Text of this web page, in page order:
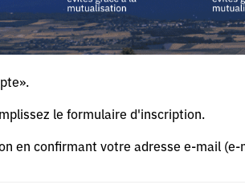
le formulaire d'inscription.
en confirmant votre adresse e-mail